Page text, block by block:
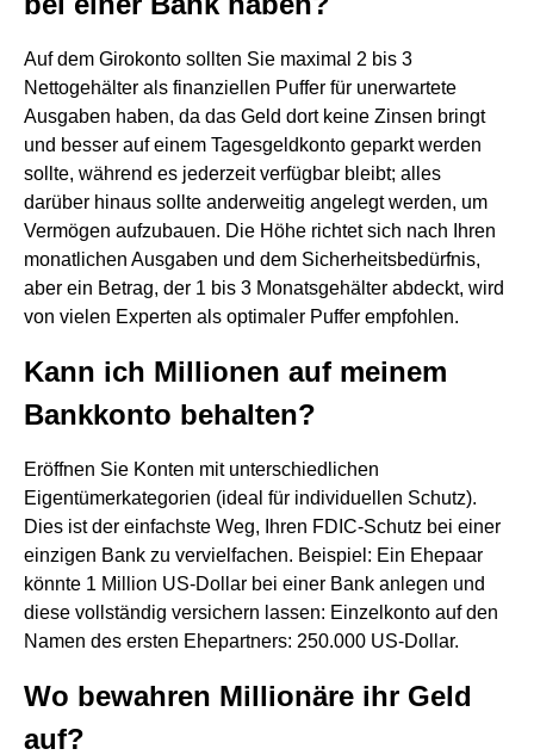
Auf dem Girokonto sollten Sie maximal 2 bis 3
Nettogehälter als finanziellen Puffer für unerwartete
Ausgaben haben, da das Geld dort keine Zinsen bringt
und besser auf einem Tagesgeldkonto geparkt werden
sollte, während es jederzeit verfügbar bleibt; alles
darüber hinaus sollte anderweitig angelegt werden, um
Vermögen aufzubauen. Die Höhe richtet sich nach Ihren
monatlichen Ausgaben und dem Sicherheitsbedürfnis,
aber ein Betrag, der 1 bis 3 Monatsgehälter abdeckt, wird
von vielen Experten als optimaler Puffer empfohlen.
Kann ich Millionen auf meinem
Bankkonto behalten?
Eröffnen Sie Konten mit unterschiedlichen
Eigentümerkategorien (ideal für individuellen Schutz).
Dies ist der einfachste Weg, Ihren FDIC-Schutz bei einer
einzigen Bank zu vervielfachen. Beispiel: Ein Ehepaar
könnte 1 Million US-Dollar bei einer Bank anlegen und
diese vollständig versichern lassen: Einzelkonto auf den
Namen des ersten Ehepartners: 250.000 US-Dollar.
Wo bewahren Millionäre ihr Geld
auf?